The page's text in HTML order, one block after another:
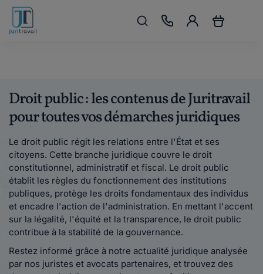
Droit public : les contenus de Juritravail
pour toutes vos démarches juridiques
Le droit public régit les relations entre l'État et ses
citoyens. Cette branche juridique couvre le droit
constitutionnel, administratif et fiscal. Le droit public
établit les règles du fonctionnement des institutions
publiques, protège les droits fondamentaux des individus
et encadre l'action de l'administration. En mettant l'accent
sur la légalité, l'équité et la transparence, le droit public
contribue à la stabilité de la gouvernance.
Restez informé grâce à notre actualité juridique analysée
par nos juristes et avocats partenaires, et trouvez des